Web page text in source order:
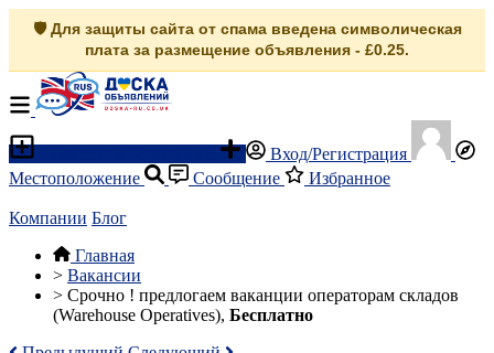
🛡️ Для защиты сайта от спама введена символическая
плата за размещение объявления - £0.25.
Вход/Регистрация
Местоположение
Сообщение Избранное
Компании Блог
Главная
> Вакансии
> Срочно ! предлогаем ваканции операторам складов
(Warehouse Operatives), Бесплатно